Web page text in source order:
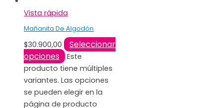
Vista rápida
Mañanita De Algodón
$30.900,00
Seleccionar
opciones
Este
producto tiene múltiples
variantes. Las opciones
se pueden elegir en la
página de producto